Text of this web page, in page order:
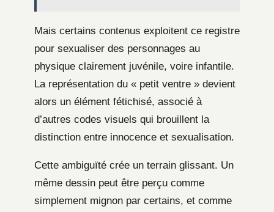
Mais certains contenus exploitent ce registre
pour sexualiser des personnages au
physique clairement juvénile, voire infantile.
La représentation du « petit ventre » devient
alors un élément fétichisé, associé à
d’autres codes visuels qui brouillent la
distinction entre innocence et sexualisation.
Cette ambiguïté crée un terrain glissant. Un
même dessin peut être perçu comme
simplement mignon par certains, et comme